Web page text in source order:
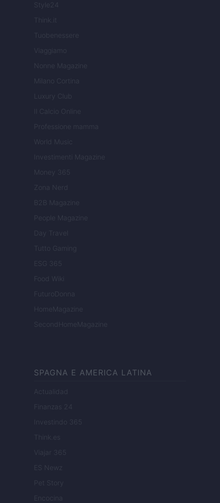
Style24
Think.it
Tuobenessere
Viaggiamo
Nonne Magazine
Milano Cortina
Luxury Club
Il Calcio Online
Professione mamma
World Music
Investimenti Magazine
Money 365
Zona Nerd
B2B Magazine
People Magazine
Day Travel
Tutto Gaming
ESG 365
Food Wiki
FuturoDonna
HomeMagazine
SecondHomeMagazine
SPAGNA E AMERICA LATINA
Actualidad
Finanzas 24
Investindo 365
Think.es
Viajar 365
ES Newz
Pet Story
Encocina